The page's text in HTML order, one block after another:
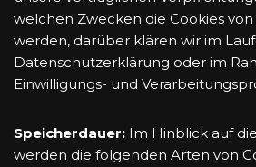
welchen Zwecken die Cookies
werden, darüber klären wir im
Datenschutzerklärung oder im
Einwilligungs- und
Speicherdauer: Im Hinblick auf
werden die folgenden Arten von